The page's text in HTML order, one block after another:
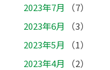
2023年7月
（7）
2023年6月
（3）
2023年5月
（1）
2023年4月
（2）